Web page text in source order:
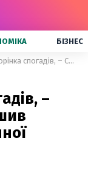
БІЗНЕС
Остання сторінка спогадів, – Сергій Притула зворушив архівними фото 14-річної давнини
–